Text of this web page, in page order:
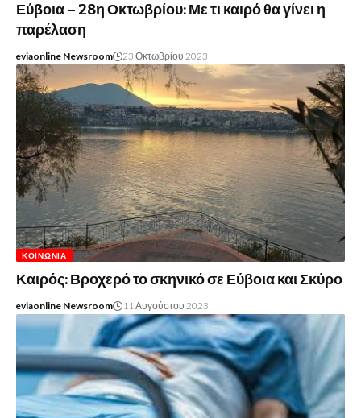
Εύβοια – 28η Οκτωβρίου: Με τι καιρό θα γίνει η
παρέλαση
eviaonline Newsroom 23 Οκτωβρίου 2023
ΚΟΙΝΩΝΊΑ
Καιρός: Βροχερό το σκηνικό σε Εύβοια και Σκύρο
eviaonline Newsroom 11 Αυγούστου 2023